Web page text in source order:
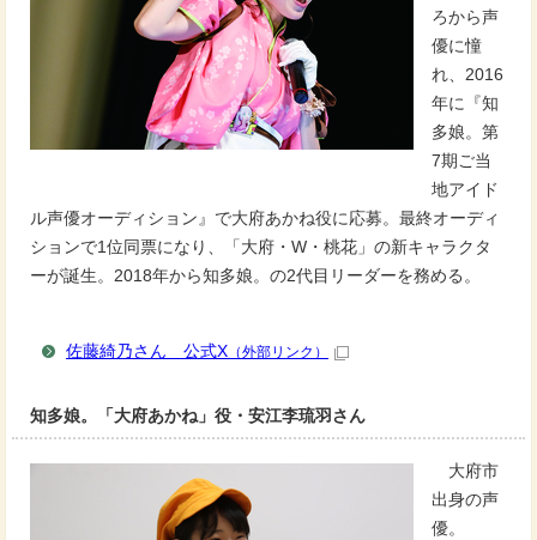
ろから声
優に憧
れ、2016
年に『知
多娘。第
7期ご当
地アイド
ル声優オーディション』で大府あかね役に応募。最終オーディ
ションで1位同票になり、「大府・W・桃花」の新キャラクタ
ーが誕生。2018年から知多娘。の2代目リーダーを務める。
佐藤綺乃さん 公式X （外部リンク）
知多娘。「大府あかね」役・安江李琉羽さん
大府市
出身の声
優。